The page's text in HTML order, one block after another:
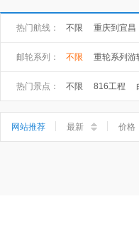
热门航线： 不限 重庆到宜昌
邮轮系列：
不限 重轮系列游
热门景点：
不限 816工程
小三峡
神女溪
网站推荐 最新 价格